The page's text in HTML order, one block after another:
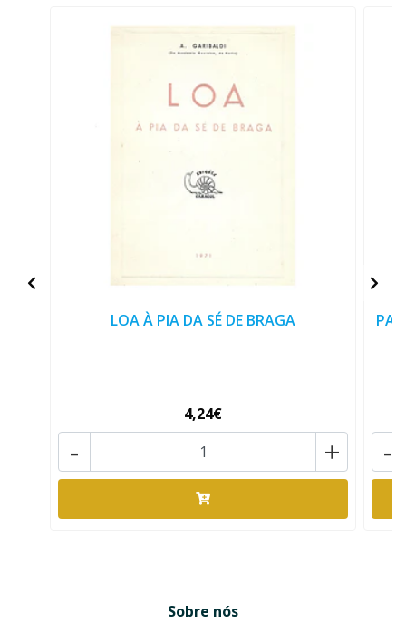
LOA À PIA DA SÉ DE BRAGA
4,24€
+
- -
Sobre nós